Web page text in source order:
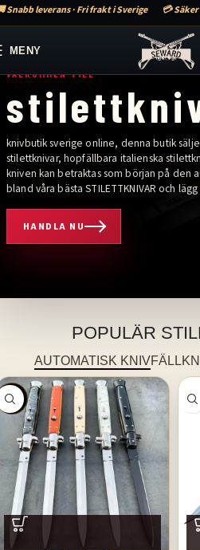
Snabb leverans · Fri frakt i Sverige 💳
MENY
VÄLKOMMEN TILL
knivbutik sverige online, denna butik
stilettknivar, hopfällbara italienska
kniven kan betraktas som början på den
bland våra bästa STILETTKNIVAR och
HANDLA NU
POPULÄR
AUTOMATISK KNIV
SALE